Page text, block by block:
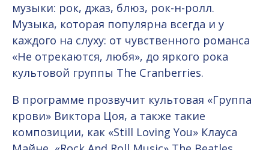
музыки: рок, джаз, блюз, рок-н-ролл.
Музыка, которая популярна всегда и у
каждого на слуху: от чувственного романса
«Не отрекаются, любя», до яркого рока
культовой группы The Cranberries.
В программе прозвучит культовая «Группа
крови» Виктора Цоя, а также такие
композиции, как «Still Loving You» Клауса